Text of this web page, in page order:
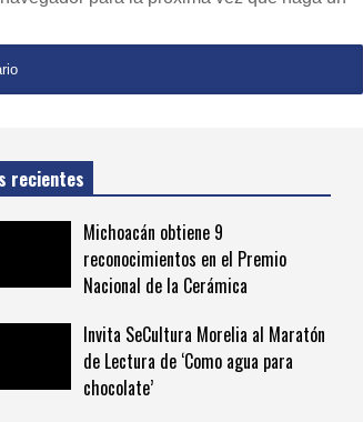
recientes
Michoacán obtiene 9
reconocimientos en el Premio
Nacional de la Cerámica
Invita SeCultura Morelia al Maratón
de Lectura de ‘Como agua para
chocolate’